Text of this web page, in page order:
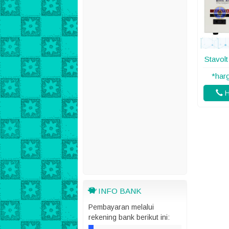
INFO BANK
Pembayaran melalui
rekening bank berikut ini: